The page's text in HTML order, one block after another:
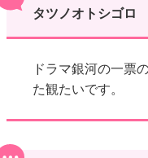
タツノオトシゴロ
ドラマ銀河の一票
た観たいです。